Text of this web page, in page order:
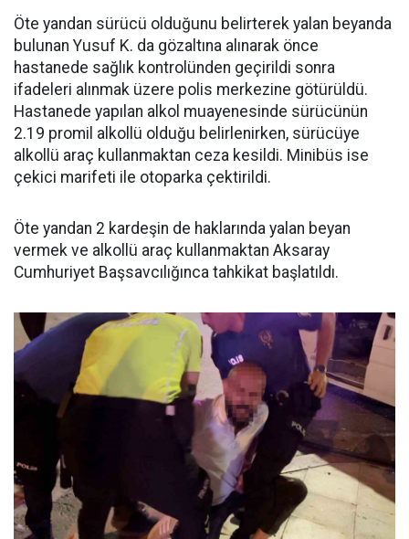
Öte yandan sürücü olduğunu belirterek yalan beyanda
bulunan Yusuf K. da gözaltına alınarak önce
hastanede sağlık kontrolünden geçirildi sonra
ifadeleri alınmak üzere polis merkezine götürüldü.
Hastanede yapılan alkol muayenesinde sürücünün
2.19 promil alkollü olduğu belirlenirken, sürücüye
alkollü araç kullanmaktan ceza kesildi. Minibüs ise
çekici marifeti ile otoparka çektirildi.
Öte yandan 2 kardeşin de haklarında yalan beyan
vermek ve alkollü araç kullanmaktan Aksaray
Cumhuriyet Başsavcılığınca tahkikat başlatıldı.